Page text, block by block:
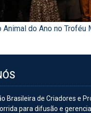
Animal do Ano no Troféu
Brasileira de Criadores e
para difusão e